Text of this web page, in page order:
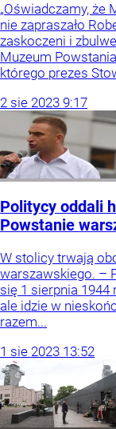
„Oświadczamy, że
nie zapraszało
zaskoczeni i
Muzeum
którego prezes
2 sie 2023 9:17
Politycy oddali
Powstanie
W stolicy trwają
warszawskiego. –
się 1 sierpnia 1944
ale idzie w
razem...
1 sie 2023 13:52